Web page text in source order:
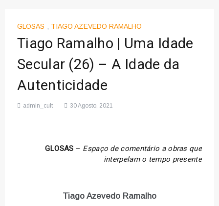
GLOSAS , TIAGO AZEVEDO RAMALHO
Tiago Ramalho | Uma Idade
Secular (26) – A Idade da
Autenticidade
admin_cult 30 Agosto, 2021
GLOSAS – Espaço de comentário a obras que
interpelam o tempo presente
Tiago Azevedo Ramalho